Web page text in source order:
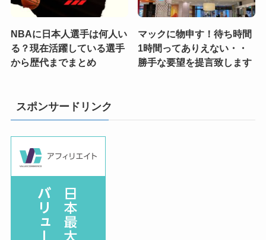
NBAに日本人選手は何人い
る？現在活躍している選手
から歴代までまとめ
マックに物申す！待ち時間
1時間ってありえない・・
勝手な要望を提言致します
スポンサードリンク